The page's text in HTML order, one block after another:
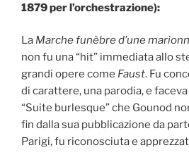
1879 per l’orchestrazione):
La Marche funèbre d’une
non fu una “hit” immediata allo
grandi opere come Faust. Fu
di carattere, una parodia, e
“Suite burlesque” che Gounod
fin dalla sua pubblicazione da
Parigi, fu riconosciuta e